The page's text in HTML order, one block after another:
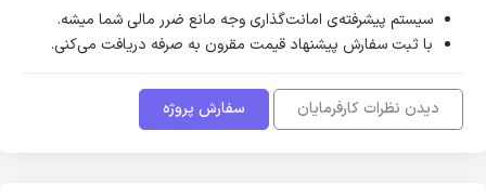
سیستم پیشرفته‌ی امانت‌گذاری وجه مانع ضرر مالی شما میشه.
با ثبت سفارش پیشنهاد قیمت مقرون به صرفه دریافت می‌کنی.
دیدن نظرات کارفرمایان سفارش پروژه